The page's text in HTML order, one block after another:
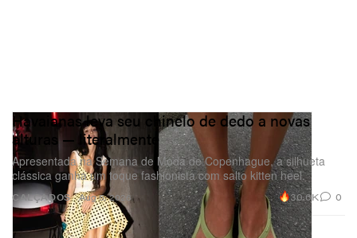
CALÇADOS
Havaianas leva seu chinelo de dedo a novas
alturas — literalmente
Apresentada na Semana de Moda de Copenhague, a silhueta
clássica ganha um toque fashionista com salto kitten heel.
Aug 5, 2026 30.6K 0